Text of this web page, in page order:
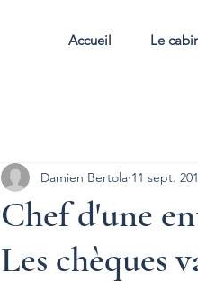
Accueil Le
Chef d'une
Les chèques
Damien Bertola 11 sept.